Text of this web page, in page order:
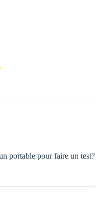
portable pour faire un test?